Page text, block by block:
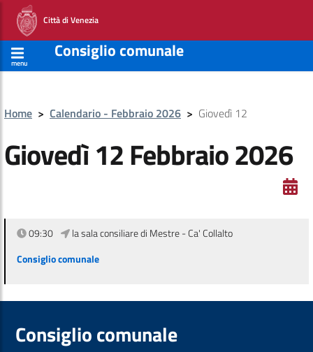
Città di Venezia
menu
Consiglio comunale
Home > Calendario - Febbraio 2026 > Giovedì 12
Giovedì 12 Febbraio 2026
09:30
la sala consiliare di Mestre - Ca' Collalto
Consiglio comunale
Consiglio comunale